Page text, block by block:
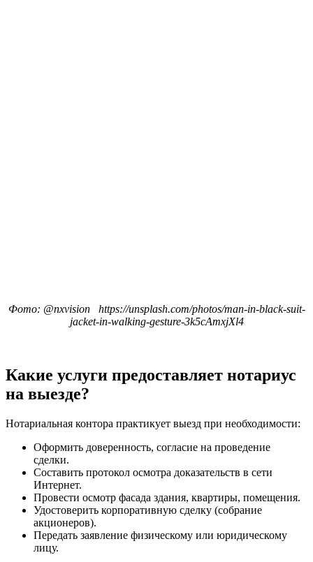
Фото: @nxvision https://unsplash.com/photos/man-in-black-suit-
jacket-in-walking-gesture-3k5cAmxjXl4
Какие услуги предоставляет нотариус
на выезде?
Нотариальная контора практикует выезд при необходимости:
Оформить доверенность, согласие на проведение
сделки.
Составить протокол осмотра доказательств в сети
Интернет.
Провести осмотр фасада здания, квартиры, помещения.
Удостоверить корпоративную сделку (собрание
акционеров).
Передать заявление физическому или юридическому
лицу.